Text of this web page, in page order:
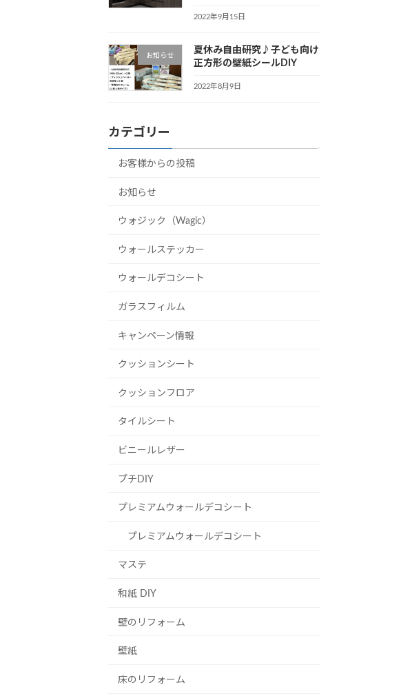
2022年9月15日
お知らせ
夏休み自由研究♪子ども向け
正方形の壁紙シールDIY
2022年8月9日
カテゴリー
お客様からの投稿
お知らせ
ウォジック（Wagic）
ウォールステッカー
ウォールデコシート
ガラスフィルム
キャンペーン情報
クッションシート
クッションフロア
タイルシート
ビニールレザー
プチDIY
プレミアムウォールデコシート
プレミアムウォールデコシート
マステ
和紙 DIY
壁のリフォーム
壁紙
床のリフォーム